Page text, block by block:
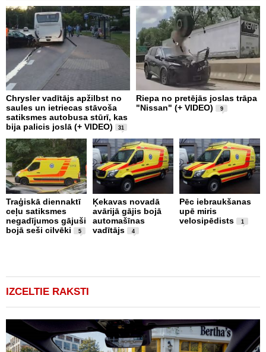
Chrysler vadītājs apžilbst no
saules un ietriecas stāvoša
satiksmes autobusa stūrī, kas
bija palicis joslā (+ VIDEO)
31
Riepa no pretējās joslas trāpa
"Nissan" (+ VIDEO)
9
Traģiskā diennaktī
ceļu satiksmes
negadījumos gājuši
bojā seši cilvēki
5
Ķekavas novadā
avārijā gājis bojā
automašīnas
vadītājs
4
Pēc iebraukšanas
upē miris
velosipēdists
1
IZCELTIE RAKSTI